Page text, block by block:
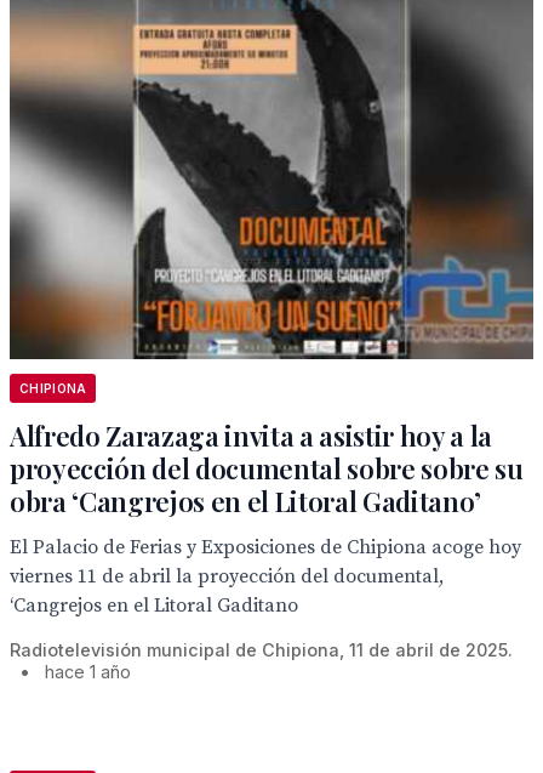
CHIPIONA
Alfredo Zarazaga invita a asistir hoy a la
proyección del documental sobre sobre su
obra ‘Cangrejos en el Litoral Gaditano’
El Palacio de Ferias y Exposiciones de Chipiona acoge hoy
viernes 11 de abril la proyección del documental,
‘Cangrejos en el Litoral Gaditano
Radiotelevisión municipal de Chipiona, 11 de abril de 2025.
•
hace 1 año